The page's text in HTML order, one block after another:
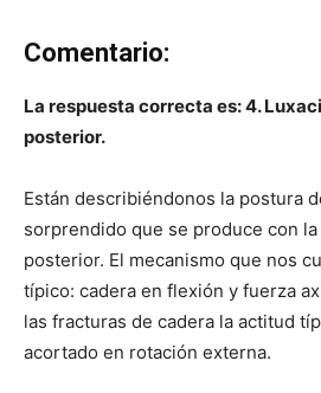
Comentario:
La respuesta correcta es: 4.
posterior.
Están describiéndonos la postura
sorprendido que se produce con
posterior. El mecanismo que nos
típico: cadera en flexión y fuerza
las fracturas de cadera la actitud
acortado en rotación externa.